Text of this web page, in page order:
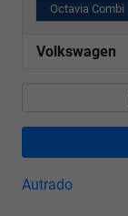
Octavia Combi
Volkswagen
Autrado